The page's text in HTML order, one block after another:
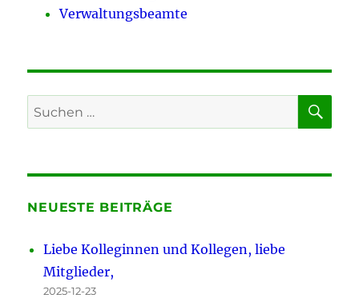
Verwaltungsbeamte
Suchen
nach:
NEUESTE BEITRÄGE
Liebe Kolleginnen und Kollegen, liebe
Mitglieder,
2025-12-23